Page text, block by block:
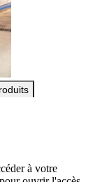
à votre